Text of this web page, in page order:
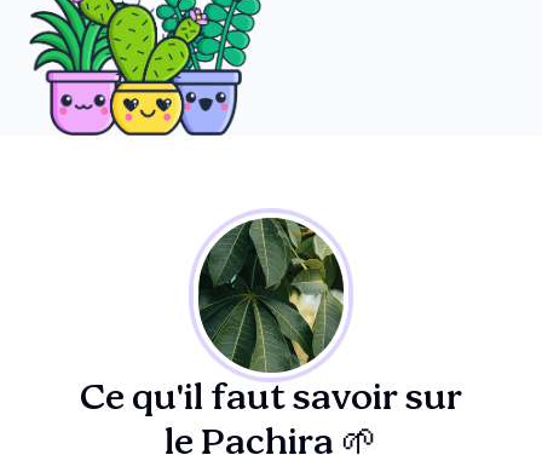
Ce qu'il faut savoir sur
le Pachira 🌱